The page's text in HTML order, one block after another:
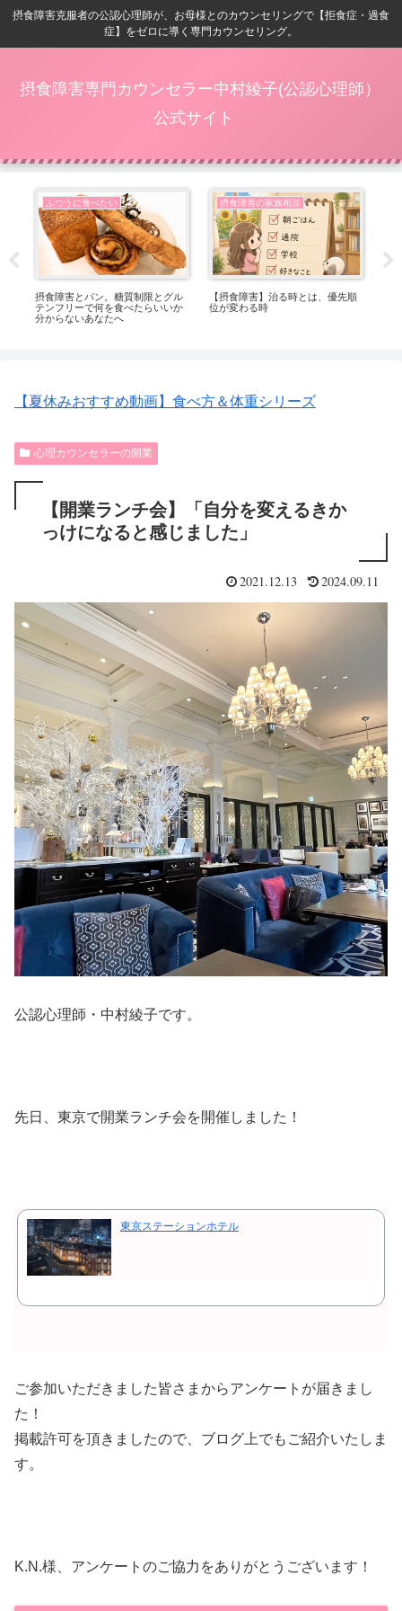
摂食障害克服者の公認心理師が、お母様とのカウンセリングで【拒食症・過食
症】をゼロに導く専門カウンセリング。
摂食障害専門カウンセラー中村綾子(公認心理師）
公式サイト
ふつうに食べたい
摂食障害とパン。糖質制限とグル
テンフリーで何を食べたらいいか
分からないあなたへ
摂食障害の家族相談
【摂食障害】治る時とは、優先順
位が変わる時
【夏休みおすすめ動画】食べ方＆体重シリーズ
心理カウンセラーの開業
【開業ランチ会】「自分を変えるきか
っけになると感じました」
2021.12.13 2024.09.11
公認心理師・中村綾子です。
先日、東京で開業ランチ会を開催しました！
東京ステーションホテル
ご参加いただきました皆さまからアンケートが届きまし
た！
掲載許可を頂きましたので、ブログ上でもご紹介いたしま
す。
K.N.様、アンケートのご協力をありがとうございます！